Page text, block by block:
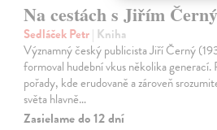
Na cestách s Jiřím
Sedláček Petr| Kniha
Významný český publicista Jiří Černý
formoval hudební vkus několika generací.
pořady, kde erudovaně a zároveň
světa hlavně…
Zasielame do 12 dní